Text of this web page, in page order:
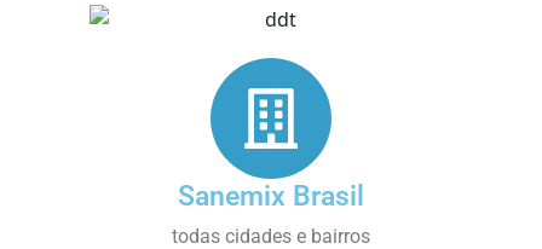
Sanemix Brasil
todas cidades e bairros